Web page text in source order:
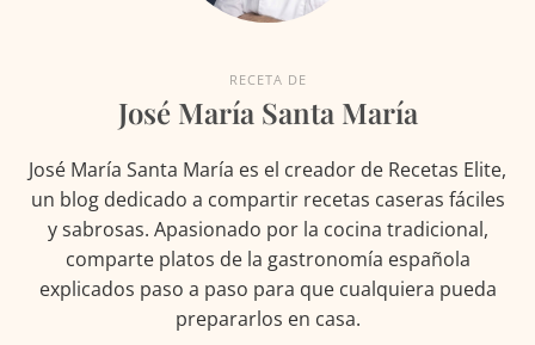
RECETA DE
José María Santa María
José María Santa María es el creador de Recetas Elite,
un blog dedicado a compartir recetas caseras fáciles
y sabrosas. Apasionado por la cocina tradicional,
comparte platos de la gastronomía española
explicados paso a paso para que cualquiera pueda
prepararlos en casa.